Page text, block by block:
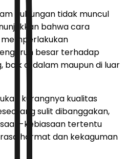
hubungan tidak muncul
bahwa cara
besar terhadap
baik di dalam maupun di luar
kurangnya kualitas
sulit dibanggakan,
kebiasaan tertentu
hormat dan kekaguman